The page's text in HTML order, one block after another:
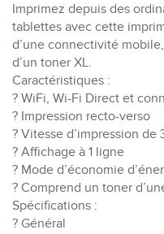
Imprimez depuis des
tablettes avec cette
d’une connectivité
d’un toner XL.
Caractéristiques :
? WiFi, Wi-Fi Direct et
? Impression recto-verso
? Vitesse d’impression de
? Affichage à 1 ligne
? Mode d’économie
? Comprend un toner
Spécifications :
? Général